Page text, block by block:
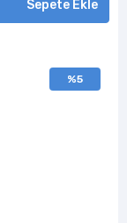
Sepete Ekle
%5